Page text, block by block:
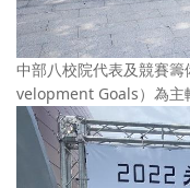
中部八校院代表及競賽
velopment Goals）為主